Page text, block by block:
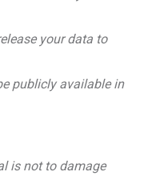
your data to
publicly available in
is not to damage